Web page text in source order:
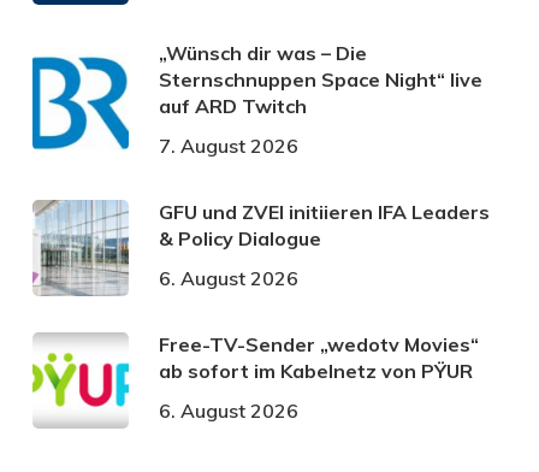
„Wünsch dir was – Die
Sternschnuppen Space Night“ live
auf ARD Twitch
7. August 2026
GFU und ZVEI initiieren IFA Leaders
& Policy Dialogue
6. August 2026
Free-TV-Sender „wedotv Movies“
ab sofort im Kabelnetz von PŸUR
6. August 2026